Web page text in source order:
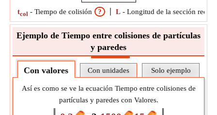
tcol - Tiempo de colisión ? L - Longitud de la sección
Ejemplo de Tiempo entre colisiones de partículas
y paredes
Con valores Con unidades Solo ejemplo
Así es como se ve la ecuación Tiempo entre colisiones de
partículas y paredes con Valores.